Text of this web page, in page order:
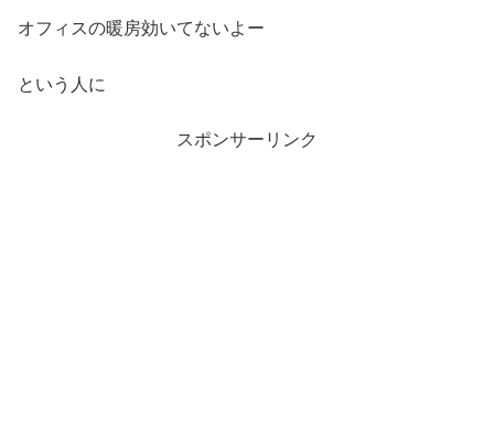
オフィスの暖房効いてないよー
という人に
スポンサーリンク